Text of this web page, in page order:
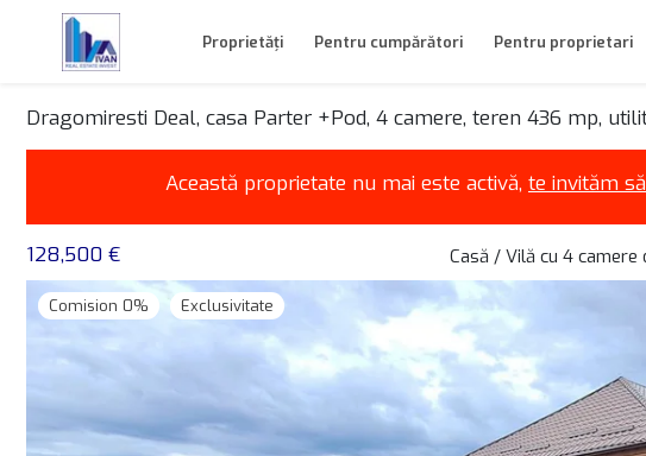
Proprietăți Pentru cumpărători Pentru proprietari
Dragomiresti Deal, casa Parter +Pod, 4 camere, teren 436 mp,
Această proprietate nu mai este activă, te invităm
128,500 € Casă / Vilă cu 4 camere
Comision 0% Exclusivitate